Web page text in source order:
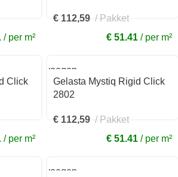
per m²
€ 112,59
Pakket
€ 51.41
per m²
Click
per m²
Toevoegen
winkelwagen
Gelasta Mystiq Rigid Click
2802
€ 112,59
Pakket
€ 51.41
per m²
Toevoegen